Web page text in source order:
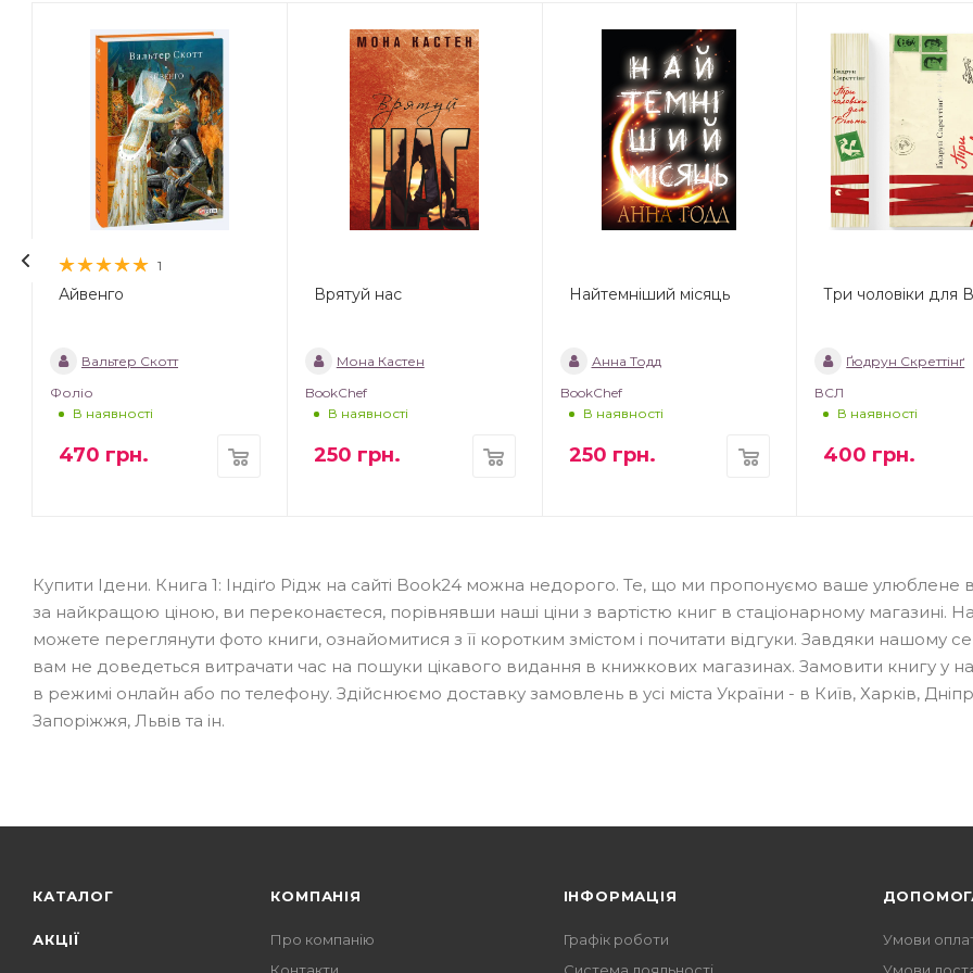
1
Айвенго
Вальтер Скотт
Фоліо
В наявності
470 грн.
Врятуй нас
Мона Кастен
BookChef
В наявності
250 грн.
Найтемніший місяць
Анна Тодд
BookChef
В наявності
250 грн.
Три чоловіки для
Ґюдрун Скреттінґ
ВСЛ
В наявності
400 грн.
Купити Ідени. Книга 1: Індіґо Рідж на сайті Book24 можна недорого. Те, що ми пропонуємо ваше улюблене
за найкращою ціною, ви переконаєтеся, порівнявши наші ціни з вартістю книг в стаціонарному магазині. На
можете переглянути фото книги, ознайомитися з її коротким змістом і почитати відгуки. Завдяки нашому
вам не доведеться витрачати час на пошуки цікавого видання в книжкових магазинах. Замовити книгу у
в режимі онлайн або по телефону. Здійснюємо доставку замовлень в усі міста України - в Київ, Харків,
Запоріжжя, Львів та ін.
КАТАЛОГ
АКЦІЇ
КОМПАНІЯ
Про компанію
Контакти
ІНФОРМАЦІЯ
Графік роботи
Система лояльності
Умови
Умови